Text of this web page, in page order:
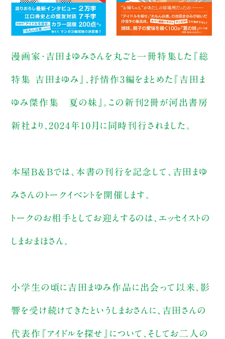
漫画家・吉田まゆみさんを丸ごと一冊特集した『総
特集 吉田まゆみ』、抒情作3編をまとめた『吉田ま
ゆみ傑作集 夏の妹』。この新刊2冊が河出書房
新社より、2024年10月に同時刊行されました。
本屋B&Bでは、本書の刊行を記念して、吉田まゆ
みさんのトークイベントを開催します。
トークのお相手としてお迎えするのは、エッセイストの
しまおまほさん。
小学生の頃に吉田まゆみ作品に出会って以来、影
響を受け続けてきたというしまおさんに、吉田さんの
代表作『アイドルを探せ』について、そしてお二人の